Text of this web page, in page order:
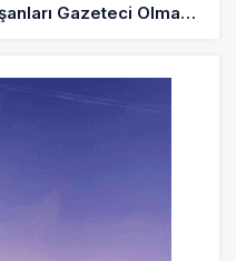
Gazeteci Olmaya
Dubai’ye iki FAM Trip
Turist İçin Yeni